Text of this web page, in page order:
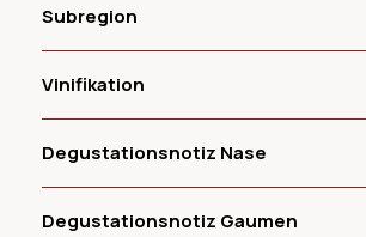
Subregion
Vinifikation
Degustationsnotiz Nase
Degustationsnotiz Gaumen